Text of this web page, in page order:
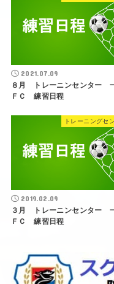
2021.07.09
８月 トレーニンセンター
ＦＣ 練習日程
トレーニングセ
2019.02.09
３月 トレーニンセンター
ＦＣ 練習日程